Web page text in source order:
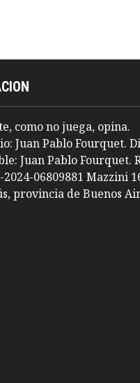
como no juega, opina.
Juan Pablo Fourquet.
Juan Pablo Fourquet.
2024-06809881 Mazzini
provincia de Buenos